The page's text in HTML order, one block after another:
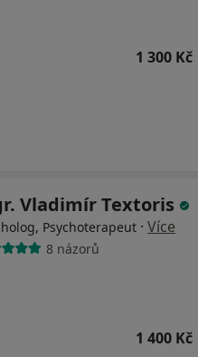
1 300 Kč
Vladimír Textoris
Psychoterapeut · Více
8 názorů
1 400 Kč